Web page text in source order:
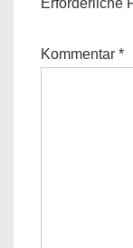
Erforderliche
Kommentar *